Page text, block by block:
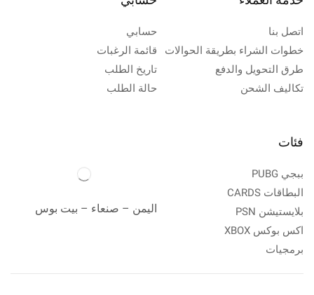
اتصل بنا
خطوات الشراء بطريقة الحوالات
طرق التحويل والدفع
تكاليف الشحن
حسابي
قائمة الرغبات
تاريخ الطلب
حالة الطلب
فئات
ببجي PUBG
البطاقات CARDS
بلايستيشن PSN
اكس بوكس XBOX
برمجيات
اليمن – صنعاء – بيت بوس